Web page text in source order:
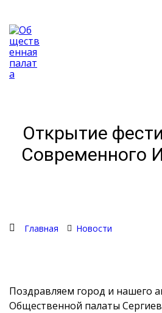
Открытие
Современного
Главная Новости
Поздравляем город и нашего
Общественной палаты